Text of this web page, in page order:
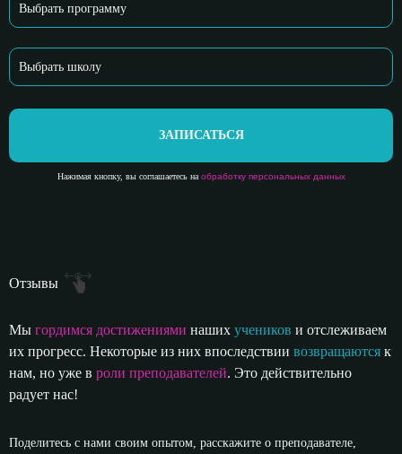
ЗАПИСАТЬСЯ
Нажимая кнопку, вы соглашаетесь на обработку персональных данных
Отзывы
Мы гордимся достижениями наших учеников и отслеживаем
их прогресс. Некоторые из них впоследствии возвращаются к
нам, но уже в роли преподавателей. Это действительно
радует нас!
Поделитесь с нами своим опытом, расскажите о преподавателе,